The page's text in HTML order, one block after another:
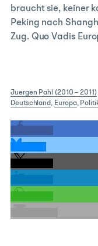
braucht sie, keiner
Peking nach
Zug. Quo Vadis
Juergen Pahl (2010 – 2011)
Deutschland, Europa,